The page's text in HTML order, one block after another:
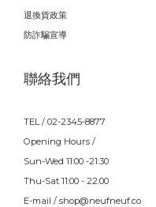
退換貨政策
防詐騙宣導
聯絡我們
TEL / 02-2345-8877
Opening Hours /
Sun-Wed 11:00 -21:30
Thu-Sat 11:00 - 22:00
E-mail / shop@neufneuf.co